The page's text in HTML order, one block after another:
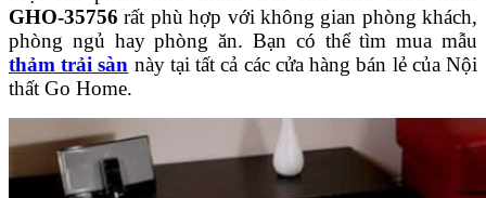
GHO-35756 rất phù hợp với không gian phòng khách,
phòng ngủ hay phòng ăn. Bạn có thể tìm mua mẫu
thảm trải sàn này tại tất cả các cửa hàng bán lẻ của Nội
thất Go Home.